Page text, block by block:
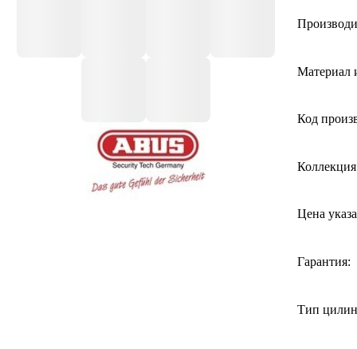
Материал
Код
Цена
Гарантия:
Тип